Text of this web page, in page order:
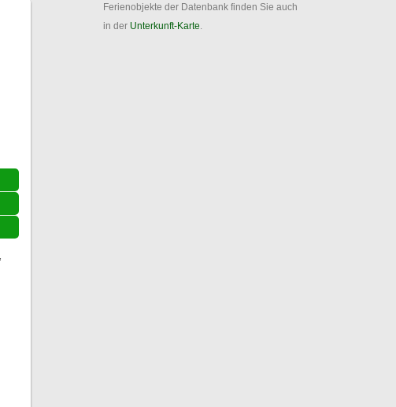
Ferienobjekte der Datenbank finden Sie auch
in der Unterkunft-Karte.